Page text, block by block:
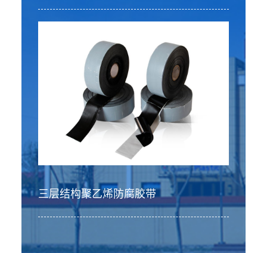
三层结构聚乙烯防腐胶带